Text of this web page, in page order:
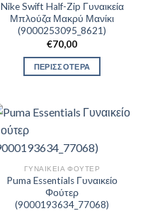
Nike Swift Half-Zip Γυναικεία
Μπλούζα Μακρύ Μανίκι
(9000253095_8621)
€70,00
ΠΕΡΙΣΣΟΤΕΡΑ
ΓΥΝΑΙΚΕΊΑ ΦΟΎΤΕΡ
Puma Essentials Γυναικείο
Φούτερ
(9000193634_77068)